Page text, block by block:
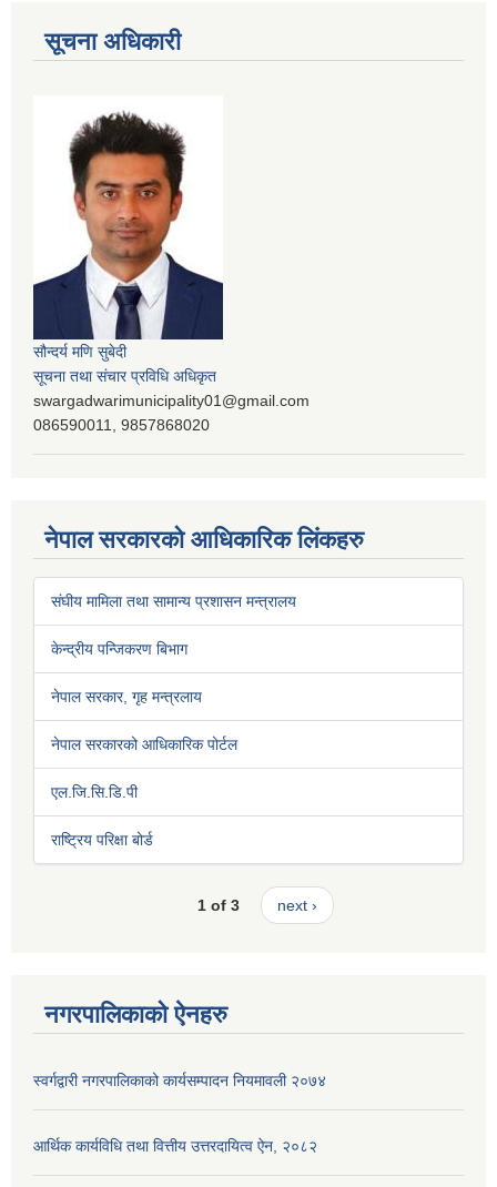
सूचना अधिकारी
सौन्दर्य मणि सुबेदी
सूचना तथा संचार प्रविधि अधिकृत
swargadwarimunicipality01@gmail.com
086590011, 9857868020
नेपाल सरकारको आधिकारिक लिंकहरु
संघीय मामिला तथा सामान्य प्रशासन मन्त्रालय
केन्द्रीय पन्जिकरण बिभाग
नेपाल सरकार, गृह मन्त्रलाय
नेपाल सरकारको आधिकारिक पोर्टल
एल.जि.सि.डि.पी
राष्ट्रिय परिक्षा बोर्ड
1 of 3 next ›
नगरपालिकाको ऐनहरु
स्वर्गद्वारी नगरपालिकाको कार्यसम्पादन नियमावली २०७४
आर्थिक कार्यविधि तथा वित्तीय उत्तरदायित्व ऐन, २०८२